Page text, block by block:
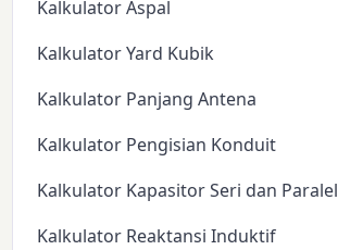
Kalkulator Aspal
Kalkulator Yard Kubik
Kalkulator Panjang Antena
Kalkulator Pengisian Konduit
Kalkulator Kapasitor Seri dan Paralel
Kalkulator Reaktansi Induktif